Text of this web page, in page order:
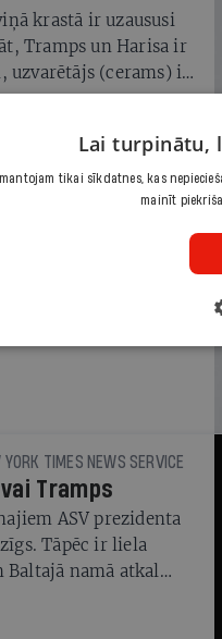
krastā ir uzaususi
Tramps un Harisa ir
uzvarētājs (cerams) ir
rezultāta
TIMES NEWS SERVICE
Tramps
ASV prezidenta
Tāpēc ir liela
Baltajā namā atkal
Lai turpinātu,
tikai sīkdatnes, kas
mainīt